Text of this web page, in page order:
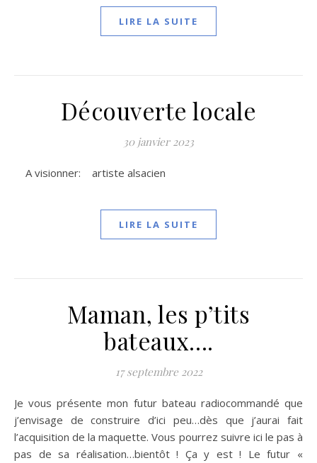
LIRE LA SUITE
Découverte locale
30 janvier 2023
A visionner: artiste alsacien
LIRE LA SUITE
Maman, les p’tits
bateaux….
17 septembre 2022
Je vous présente mon futur bateau radiocommandé que
j’envisage de construire d’ici peu…dès que j’aurai fait
l’acquisition de la maquette. Vous pourrez suivre ici le pas à
pas de sa réalisation…bientôt ! Ça y est ! Le futur «